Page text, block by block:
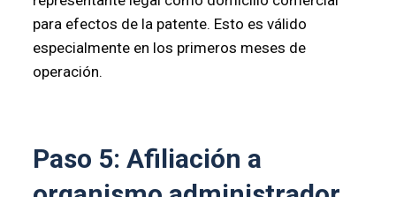
para efectos de la patente. Esto es válido
especialmente en los primeros meses de
operación.
Paso 5: Afiliación a